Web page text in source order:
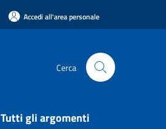
Accedi all'area personale
Cerca
Tutti gli argomenti